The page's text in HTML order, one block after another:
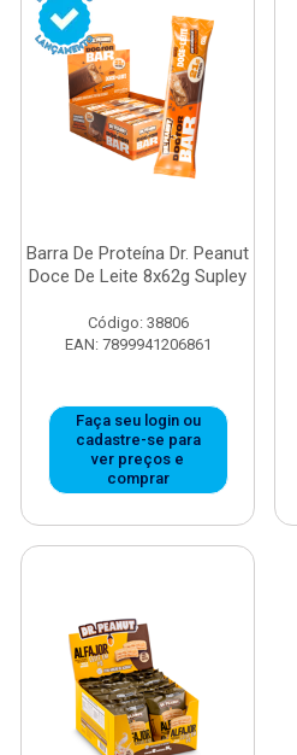
Barra De Proteína Dr. Peanut
Doce De Leite 8x62g Supley
Código: 38806
EAN: 7899941206861
Faça seu login ou
cadastre-se para
ver preços e
comprar